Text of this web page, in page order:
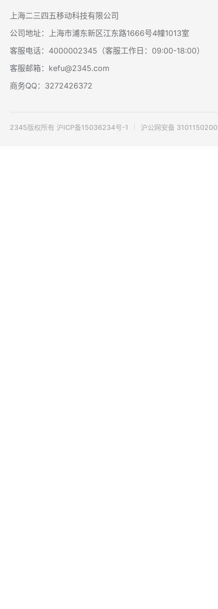
上海二三四五移动科技有限公司
公司地址：上海市浦东新区江东路1666号4幢1013室
客服电话：4000002345（客服工作日：09:00-18:00）
客服邮箱：kefu@2345.com
商务QQ：3272426372
2345版权所有 沪ICP备15036234号-1 沪公网安备